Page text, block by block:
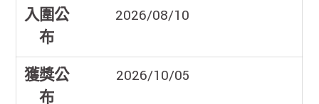
入圍公
布
2026/08/10
獲獎公
布
2026/10/05